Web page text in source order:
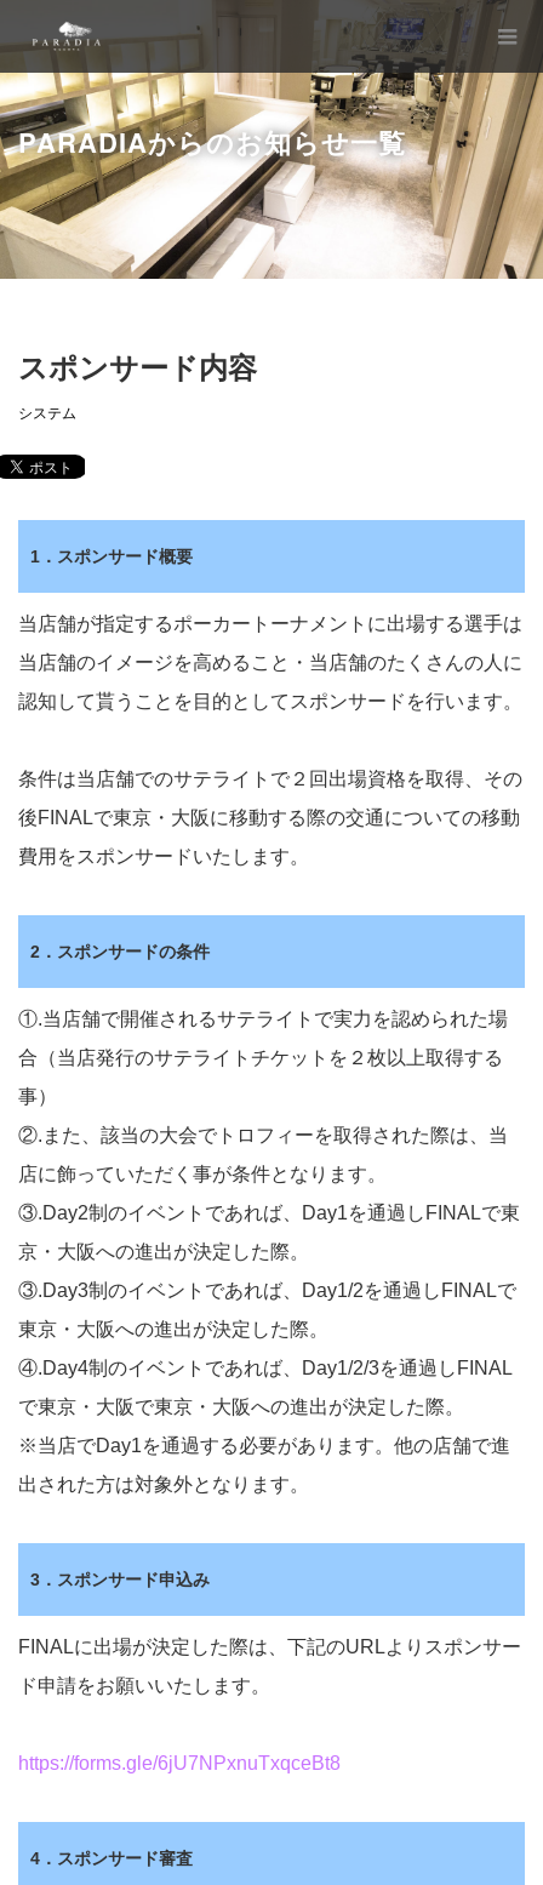
PARADIAからのお知らせ一覧
スポンサード内容
システム
1．スポンサード概要
当店舗が指定するポーカートーナメントに出場する選手は
当店舗のイメージを高めること・当店舗のたくさんの人に
認知して貰うことを目的としてスポンサードを行います。
条件は当店舗でのサテライトで２回出場資格を取得、その
後FINALで東京・大阪に移動する際の交通についての移動
費用をスポンサードいたします。
2．スポンサードの条件
①.当店舗で開催されるサテライトで実力を認められた場
合（当店発行のサテライトチケットを２枚以上取得する
事）
②.また、該当の大会でトロフィーを取得された際は、当
店に飾っていただく事が条件となります。
③.Day2制のイベントであれば、Day1を通過しFINALで東
京・大阪への進出が決定した際。
③.Day3制のイベントであれば、Day1/2を通過しFINALで
東京・大阪への進出が決定した際。
④.Day4制のイベントであれば、Day1/2/3を通過しFINAL
で東京・大阪で東京・大阪への進出が決定した際。
※当店でDay1を通過する必要があります。他の店舗で進
出された方は対象外となります。
3．スポンサード申込み
FINALに出場が決定した際は、下記のURLよりスポンサー
ド申請をお願いいたします。
https://forms.gle/6jU7NPxnuTxqceBt8
4．スポンサード審査